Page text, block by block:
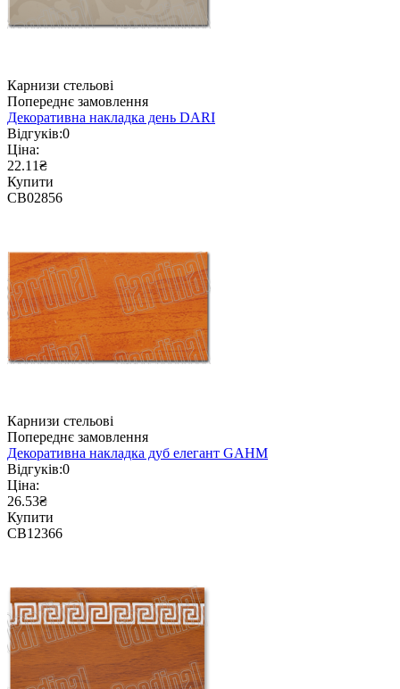
Карнизи стельові
Попереднє замовлення
Декоративна накладка день DARI
Відгуків:0
Ціна:
22.11₴
Купити
CB02856
Карнизи стельові
Попереднє замовлення
Декоративна накладка дуб елегант GAHM
Відгуків:0
Ціна:
26.53₴
Купити
CB12366